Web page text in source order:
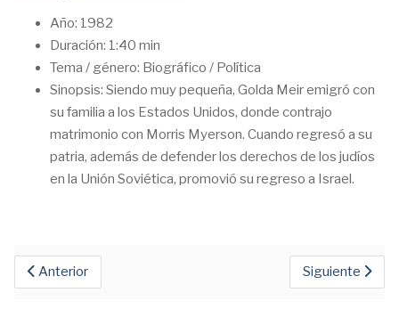
Año: 1982
Duración: 1:40 min
Tema / género: Biográfico / Política
Sinopsis: Siendo muy pequeña, Golda Meir emigró con
su familia a los Estados Unidos, donde contrajo
matrimonio con Morris Myerson. Cuando regresó a su
patria, además de defender los derechos de los judíos
en la Unión Soviética, promovió su regreso a Israel.
Anterior Siguiente